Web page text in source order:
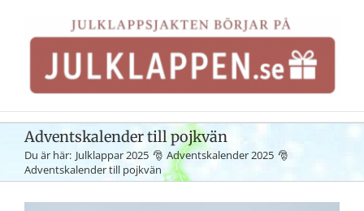
innehållet
Adventskalender till pojkvän
Du är här: Julklappar 2025
Adventskalender 2025
Adventskalender till pojkvän